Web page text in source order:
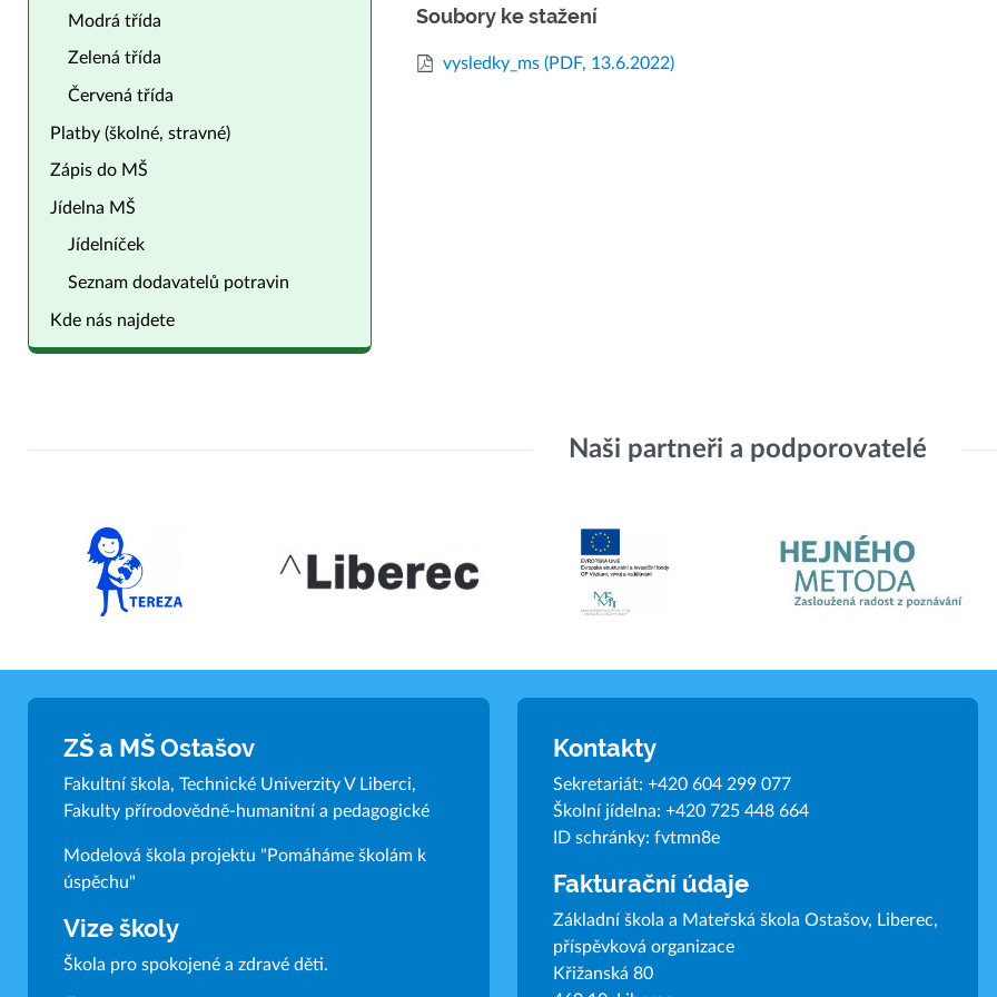
Modrá třída
Zelená třída
Červená třída
Platby (školné, stravné)
Zápis do MŠ
Jídelna MŠ
Jídelníček
Seznam dodavatelů potravin
Kde nás najdete
Soubory ke stažení
vysledky_ms (PDF, 13.6.2022)
Naši partneři a podporovatelé
ZŠ a MŠ Ostašov
Fakultní škola, Technické Univerzity V Liberci,
Fakulty přírodovědně-humanitní a pedagogické
Modelová škola projektu "Pomáháme školám k
úspěchu"
Vize školy
Škola pro spokojené a zdravé děti.
Kontakty
Sekretariát: +420 604 299 077
Školní jídelna: +420 725 448 664
ID schránky: fvtmn8e
Fakturační údaje
Základní škola a Mateřská škola Ostašov, Liberec,
příspěvková organizace
Křižanská 80